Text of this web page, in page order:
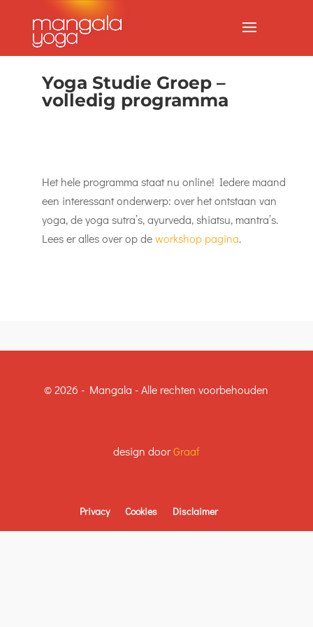
Yoga Studie Groep –
volledig programma
Het hele programma staat nu online! Iedere maand
een interessant onderwerp: over het ontstaan van
yoga, de yoga sutra’s, ayurveda, shiatsu, mantra’s.
Lees er alles over op deworkshop pagina.
© 2026 - Mangala - Alle rechten voorbehouden
design doorGraaf
Privacy Cookies Disclaimer